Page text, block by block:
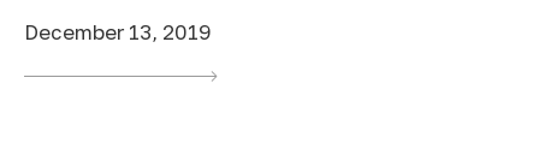
December 13, 2019